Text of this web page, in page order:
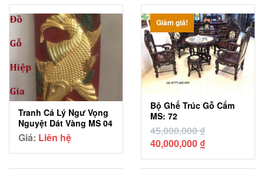
Tranh Cá Lý Ngư Vọng
Nguyệt Dát Vàng MS 04
Giá: Liên hệ
Giảm giá!
Bộ Ghế Trúc Gỗ Cẩm
MS: 72
45,000,000₫
Giá
gốc
40,000,000 ₫
hiện